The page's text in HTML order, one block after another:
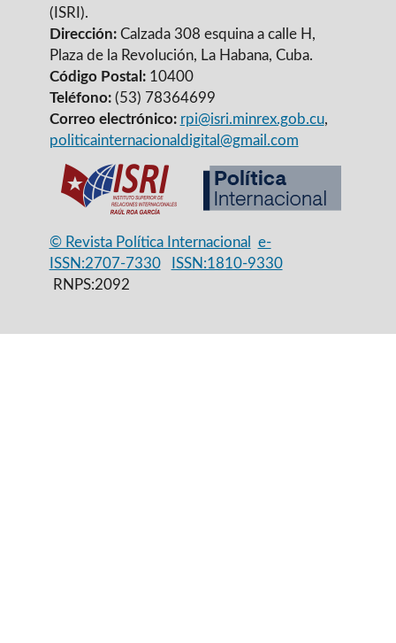
(ISRI).
Dirección:Calzada 308 esquina a calle H,
Plaza de la Revolución, La Habana, Cuba.
Código Postal:10400
Teléfono:(53) 78364699
Correo electrónico: rpi@isri.minrex.gob.cu,
politicainternacionaldigital@gmail.com
© Revista Política Internacional
e-
ISSN:2707-7330
ISSN:1810-9330
RNPS:2092